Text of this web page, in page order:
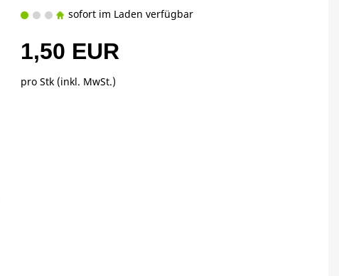
sofort im Laden verfügbar
1,50 EUR
pro Stk (inkl. MwSt.)